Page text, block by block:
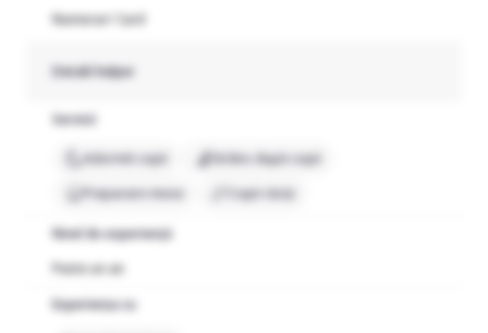
Numerar/ Card
Detalii helper
Servicii
Adormit copii
Strâns după copii
Preparare mese
Copii răciți
Nivel de experiență
Peste un an
Experiența cu